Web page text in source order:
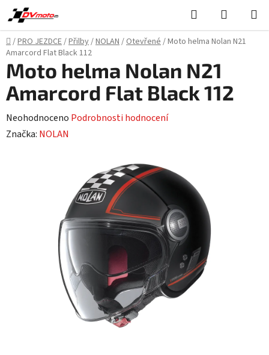
Přejít
na
obsah
Hledat
KOŠÍK
Domů
/PRO JEZDCE/Přilby/NOLAN/Otevřené/Moto helma Nolan N21
Amarcord Flat Black 112
Moto helma Nolan N21
Amarcord Flat Black 112
Průměrné
hodnocení
Neohodnoceno Podrobnosti hodnocení
Značka: NOLAN